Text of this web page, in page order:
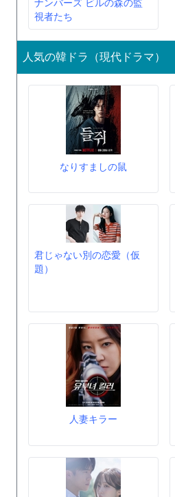
ナンバーズ ビルの森の監
視者たち
人気の韓ドラ（現代ドラマ）
なりすましの鼠
君じゃない別の恋愛（仮
題）
人妻キラー